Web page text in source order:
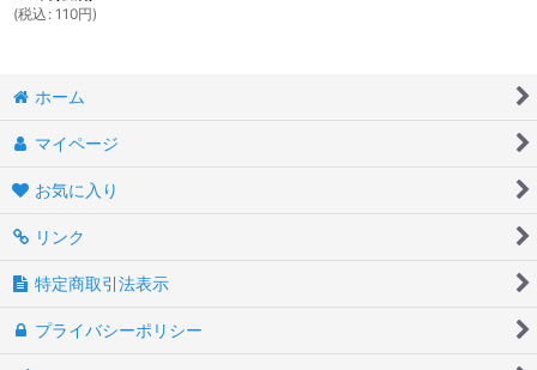
(税込 : 110円)
ホーム
マイページ
お気に入り
リンク
特定商取引法表示
プライバシーポリシー